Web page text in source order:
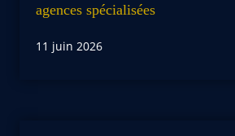
agences spécialisées
11 juin 2026